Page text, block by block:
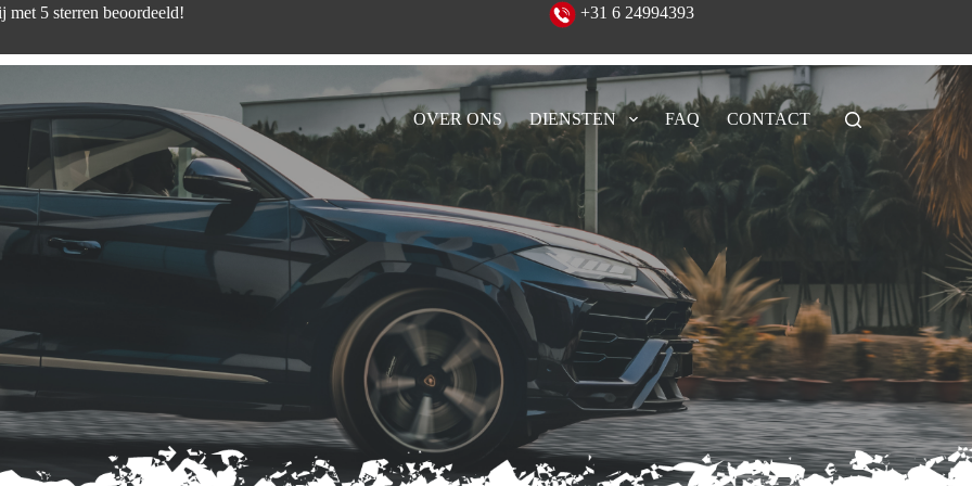
zijn wij met 5 sterren beoordeeld! +31 6 24994393
OVER ONS DIENSTEN FAQ CONTACT